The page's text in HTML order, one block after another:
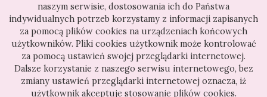
naszym serwisie, dostosowania ich do Państwa
indywidualnych potrzeb korzystamy z informacji zapisanych
za pomocą plików cookies na urządzeniach końcowych
użytkowników. Pliki cookies użytkownik może kontrolować
za pomocą ustawień swojej przeglądarki internetowej.
Dalsze korzystanie z naszego serwisu internetowego, bez
zmiany ustawień przeglądarki internetowej oznacza, iż
użytkownik akceptuje stosowanie plików cookies.